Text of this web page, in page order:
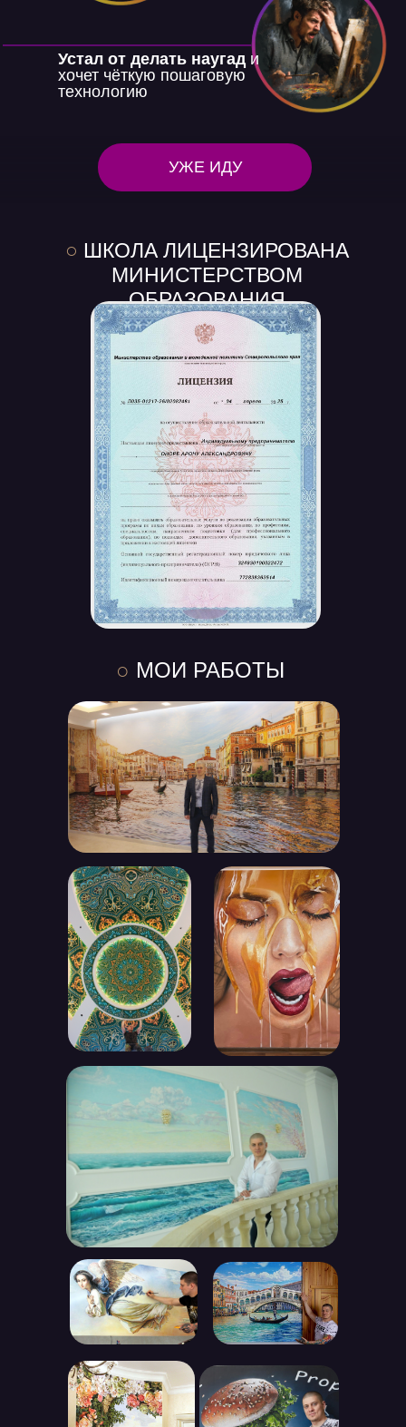
Устал от делать наугад и
хочет чёткую пошаговую
технологию
УЖЕ ИДУ
○ ШКОЛА ЛИЦЕНЗИРОВАНА
МИНИСТЕРСТВОМ
ОБРАЗОВАНИЯ
○ МОИ РАБОТЫ